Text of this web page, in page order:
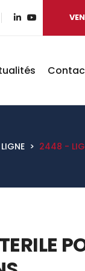
LIGNE > 2448 -